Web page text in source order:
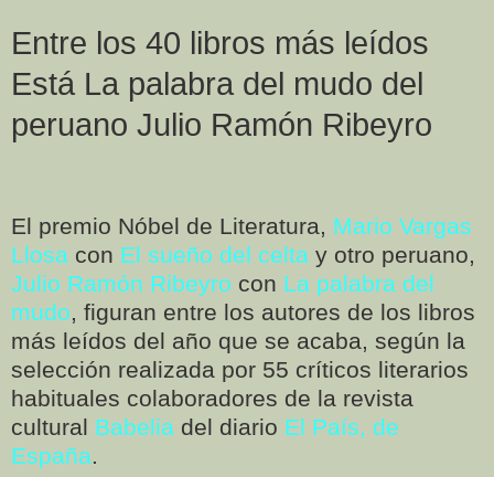
Entre los 40 libros más leídos
Está La palabra del mudo del
peruano Julio Ramón Ribeyro
El premio Nóbel de Literatura, Mario Vargas
Llosa con El sueño del celta y otro peruano,
Julio Ramón Ribeyro con La palabra del
mudo, figuran entre los autores de los libros
más leídos del año que se acaba, según la
selección realizada por 55 críticos literarios
habituales colaboradores de la revista
cultural Babelia del diario El País, de
España.